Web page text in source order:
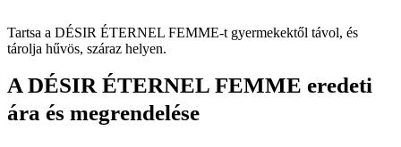
Tartsa a DÉSIR ÉTERNEL FEMME-t gyermekektől távol, és
tárolja hűvös, száraz helyen.
A DÉSIR ÉTERNEL FEMME eredeti
ára és megrendelése